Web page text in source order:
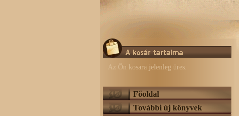
Az Ön kosara jelenleg üres.
Főoldal
További új könyvek